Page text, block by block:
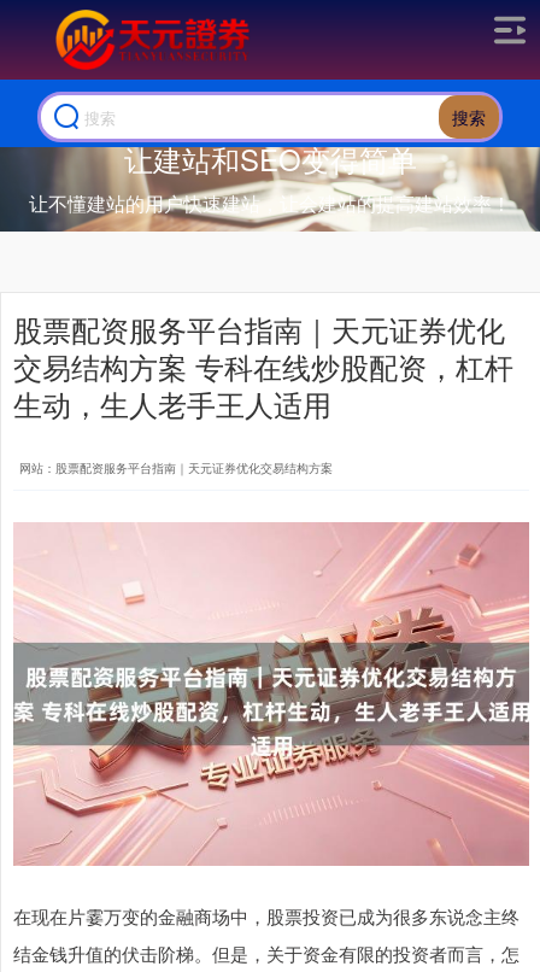
搜索
让建站和SEO变得简单
让不懂建站的用户快速建站，让会建站的提高建站效率！
股票配资服务平台指南｜天元证券优化
交易结构方案 专科在线炒股配资，杠杆
生动，生人老手王人适用
网站：股票配资服务平台指南｜天元证券优化交易结构方案
在现在片霎万变的金融商场中，股票投资已成为很多东说念主终
结金钱升值的伏击阶梯。但是，关于资金有限的投资者而言，怎